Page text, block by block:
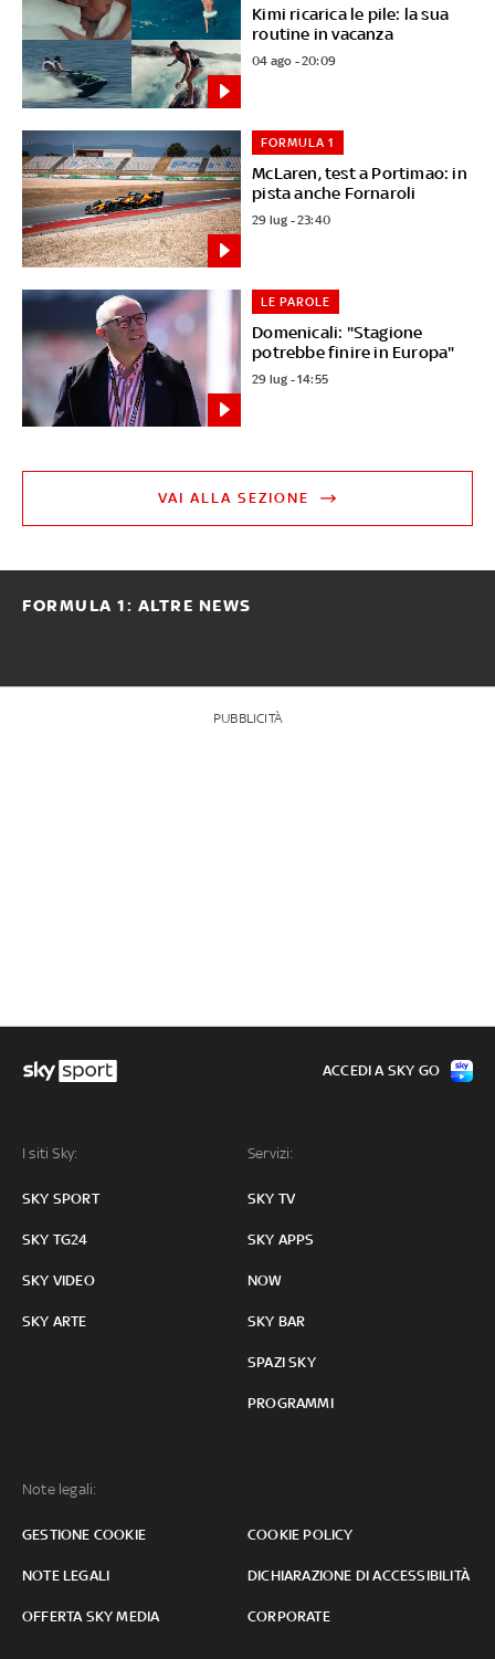
Kimi ricarica le pile: la sua
routine in vacanza
04 ago - 20:09
McLaren, test a Portimao: in
pista anche Fornaroli
FORMULA 1
29 lug - 23:40
Domenicali: "Stagione
potrebbe finire in Europa"
LE PAROLE
29 lug - 14:55
VAI ALLA SEZIONE
FORMULA 1: ALTRE NEWS
PUBBLICITÀ
I siti Sky:
SKY SPORT
SKY TG24
SKY VIDEO
SKY ARTE
Servizi:
SKY TV
SKY APPS
NOW
SKY BAR
SPAZI SKY
PROGRAMMI
Note legali:
GESTIONE COOKIE COOKIE POLICY
NOTE LEGALI DICHIARAZIONE DI ACCESSIBILITÀ
OFFERTA SKY MEDIA CORPORATE
ACCEDI A SKY GO